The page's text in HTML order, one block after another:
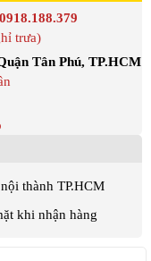
trưa)
Tân Phú, TP.HCM
thành TP.HCM
khi nhận hàng